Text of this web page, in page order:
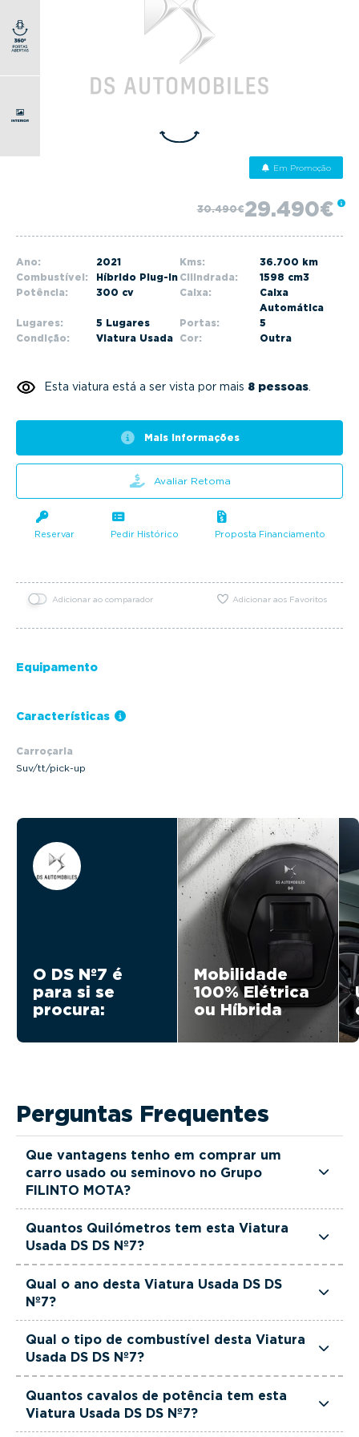
Em Promoção
30.490€29.490€
Ano: 2021 Kms:
36.700 km
Combustível:
Híbrido Plug-in Cilindrada:
1598 cm3
Potência:
300 cv Caixa:
Caixa
Automática
Lugares:
5 Lugares Portas:
5
Condição:
Viatura Usada Cor: Outra
Esta viatura está a ser vista por mais 8 pessoas
Mais informações
Avaliar Retoma
Reservar Pedir Histórico Proposta Financiamento
Adicionar ao comparador Adicionar aos Favoritos
Equipamento
Características
Carroçaria
Suv/tt/pick-up
O DS Nº7 é
para si se
procura:
Mobilidade
100% Elétrica
ou Híbrida
Perguntas Frequentes
Que vantagens tenho em comprar um
carro usado ou seminovo no Grupo
FILINTO MOTA?
FILINTO MOTA são rigorosamente selecionadas
quilómetros reais garantidos. Além disso, dispõe
de uma equipa de gestores comerciais dedicada,
pronta a ajudá-lo a encontrar a viatura que
melhor se adapta às suas necessidades e ao seu
orçamento.
Quantos Quilómetros tem esta Viatura
Usada DS DS Nº7?
36700 km.
Qual o ano desta Viatura Usada DS DS
Nº7?
Qual o tipo de combustível desta Viatura
Usada DS DS Nº7?
com uma motorização Híbrido Plug-in.
Quantos cavalos de potência tem esta
Viatura Usada DS DS Nº7?